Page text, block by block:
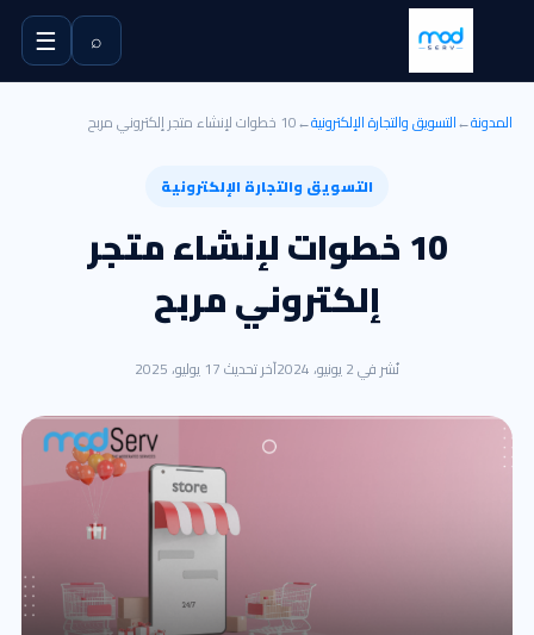
⌕
☰
المدونة←التسويق والتجارة الإلكترونية←10 خطوات لإنشاء متجر إلكتروني مربح
التسويق والتجارة الإلكترونية
10 خطوات لإنشاء متجر
إلكتروني مربح
نُشر في 2 يونيو، 2024 آخر تحديث 17 يوليو، 2025